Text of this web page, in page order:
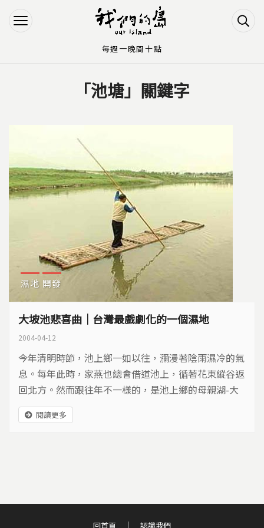
Jump to Navigation
Jump to Main content
「池塘」關鍵字
濕地 開發
大坡池悲喜曲｜台灣最戲劇化的一個濕地
2004-04-12
今年清明時節，池上鄉一如以往，瀰漫著陰雨濕冷的氣
息。每年此時，家燕也總會借道池上，循著花東縱谷返
回北方。然而跟往年不一樣的，是池上鄉的母親湖-大
坡池，解下了套在身上的枷鎖，在細雨的滋養中，逐漸
回復生機。
閱讀更多
回首頁 認識我們
每週一晚間十點